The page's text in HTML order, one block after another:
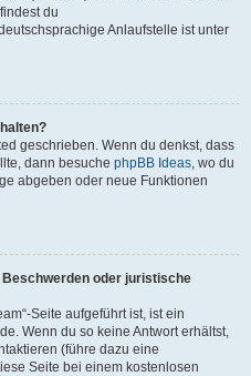
du
Anlaufstelle ist unter
geschrieben. Wenn du denkst, dass
dann besuche phpBB Ideas, wo du
abgeben oder neue Funktionen
oder juristische
Seite aufgeführt ist, ist ein
Wenn du so keine Antwort erhältst,
(führe dazu eine
Seite bei einem kostenlosen